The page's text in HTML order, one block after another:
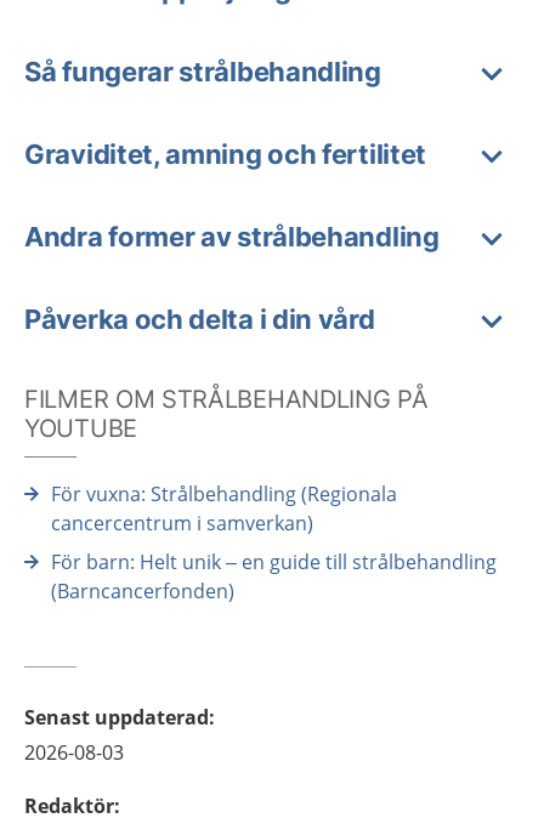
Så fungerar strålbehandling
Graviditet, amning och fertilitet
Andra former av strålbehandling
Påverka och delta i din vård
FILMER OM STRÅLBEHANDLING PÅ
YOUTUBE
För vuxna: Strålbehandling (Regionala
cancercentrum i samverkan)
För barn: Helt unik – en guide till strålbehandling
(Barncancerfonden)
Senast uppdaterad:
2026-08-03
Redaktör: